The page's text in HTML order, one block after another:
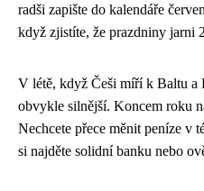
radši zapište do kalendáře
když zjistíte, že prazdniny jarni
V létě, když Češi míří k Baltu
obvykle silnější. Koncem roku
Nechcete přece měnit peníze v
si najděte solidní banku nebo